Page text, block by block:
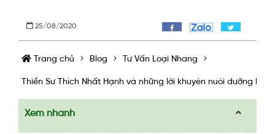
25/08/2020
Trang chủ Blog Tư Vấn Loại Nhang
Thiền Sư Thích Nhất Hạnh và những lời khuyên nuôi dưỡng
Xem nhanh